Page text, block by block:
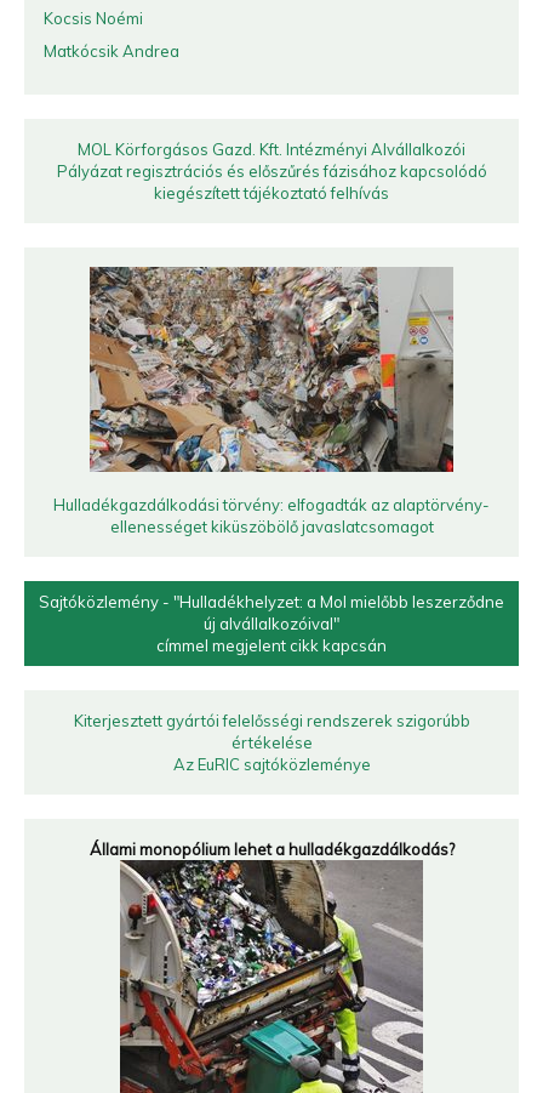
Kocsis Noémi
Matkócsik Andrea
MOL Körforgásos Gazd. Kft. Intézményi Alvállalkozói
Pályázat regisztrációs és előszűrés fázisához kapcsolódó
kiegészített tájékoztató felhívás
Hulladékgazdálkodási törvény: elfogadták az alaptörvény-
ellenességet kiküszöbölő javaslatcsomagot
Sajtóközlemény - "Hulladékhelyzet: a Mol mielőbb leszerződne
új alvállalkozóival"
címmel megjelent cikk kapcsán
Kiterjesztett gyártói felelősségi rendszerek szigorúbb
értékelése
Az EuRIC sajtóközleménye
Állami monopólium lehet a hulladékgazdálkodás?